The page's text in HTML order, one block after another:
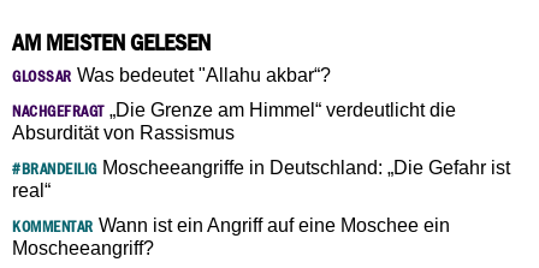
AM MEISTEN GELESEN
GLOSSAR Was bedeutet "Allahu akbar“?
NACHGEFRAGT„Die Grenze am Himmel“ verdeutlicht die
Absurdität von Rassismus
#BRANDEILIGMoscheeangriffe in Deutschland: „Die Gefahr ist
real“
KOMMENTAR Wann ist ein Angriff auf eine Moschee ein
Moscheeangriff?